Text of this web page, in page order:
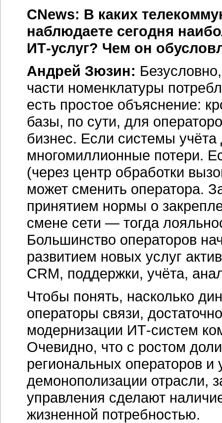
CNews: В каких
наблюдаете сегодня
ИТ-услуг? Чем он
Андрей Зюзин:
части номенклатуры
есть простое объяснение:
базы, по сути, для
бизнес. Если системы
многомиллионные потери.
(через центр обработки
может сменить оператора.
принятием нормы о
смене сети — тогда
Большинство операторов
развитием новых услуг
CRM, поддержки, учёта,
Чтобы понять, насколько
операторы связи,
модернизации ИТ-систем
Очевидно, что с ростом
региональных операторов
демонополизации отрасли,
управления сделают
жизненной потребностью.